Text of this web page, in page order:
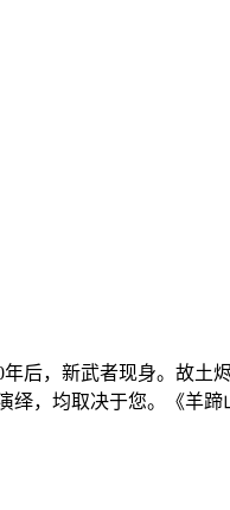
年后，新武者现身。故
绎，均取决于您。《羊蹄